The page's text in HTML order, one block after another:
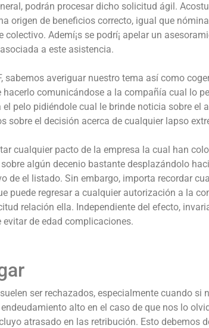
podrán procesar dicho solicitud ágil.
origen de beneficios correcto, igual que
Ademí¡s se podrí¡ apelar un
a este asistencia.
sabemos averiguar nuestro tema así­ como
hacerlo comunicándose a la compañía cual lo
pelo pidiéndole cual le brinde noticia sobre el
sobre el decisión acerca de cualquier lapso
cualquier pacto de la empresa la cual han
algún decenio bastante desplazándolo
de el listado. Sin embargo, importa recordar
puede regresar a cualquier autorización a la
relación ella. Independiente del efecto,
de edad complicaciones.
ser rechazados, especialmente cuando si
alto en el caso de que nos lo
atrasado en las retribución. Esto debemos